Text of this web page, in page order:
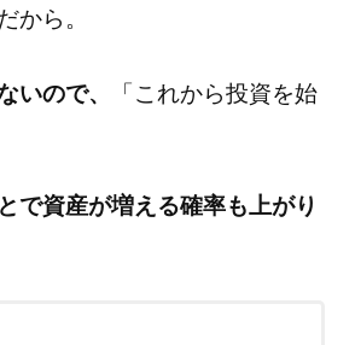
から。
いので、
「これから投資を始
で資産が増える確率も上がり